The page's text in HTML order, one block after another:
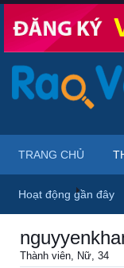
Trang chủ
Thành viên, Nữ, 34
TRANG CHỦ
Hoạt động gần đây